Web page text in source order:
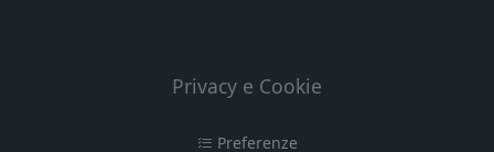
Privacy e Cookie
Preferenze